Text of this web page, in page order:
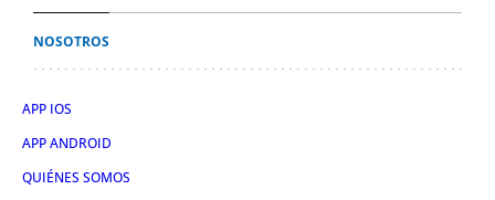
NOSOTROS
APP IOS
APP ANDROID
QUIÉNES SOMOS